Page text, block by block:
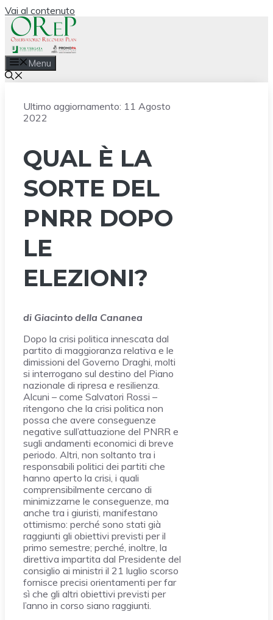
Vai al contenuto
Menu
Ultimo aggiornamento: 11 Agosto
2022
QUAL È LA
SORTE DEL
PNRR DOPO
LE
ELEZIONI?
di Giacinto della Cananea
Dopo la crisi politica innescata dal
partito di maggioranza relativa e le
dimissioni del Governo Draghi, molti
si interrogano sul destino del Piano
nazionale di ripresa e resilienza.
Alcuni – come Salvatori Rossi –
ritengono che la crisi politica non
possa che avere conseguenze
negative sull’attuazione del PNRR e
sugli andamenti economici di breve
periodo. Altri, non soltanto tra i
responsabili politici dei partiti che
hanno aperto la crisi, i quali
comprensibilmente cercano di
minimizzarne le conseguenze, ma
anche tra i giuristi, manifestano
ottimismo: perché sono stati già
raggiunti gli obiettivi previsti per il
primo semestre; perché, inoltre, la
direttiva impartita dal Presidente del
consiglio ai ministri il 21 luglio scorso
fornisce precisi orientamenti per far
sì che gli altri obiettivi previsti per
l’anno in corso siano raggiunti.